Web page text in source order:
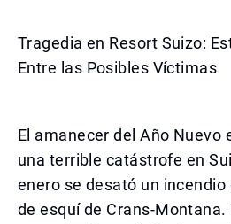
Tragedia en Resort Suizo:
Entre las Posibles Víctimas
El amanecer del Año Nuevo
una terrible catástrofe en
enero se desató un
de esquí de Crans-